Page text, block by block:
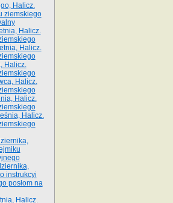
Halicz.
ziemskiego
Halicz.
Halicz.
Halicz.
Halicz.
Halicz.
Halicz.
instrukcyi
posłom na
Halicz.